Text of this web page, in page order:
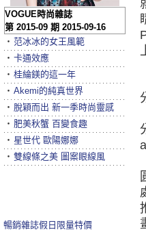
VOGUE時尚雜誌
第 2015-09 期 2015-09-16
‧ 范冰冰的女王風範
‧ 卡通效應
‧ 桂綸鎂的這一年
‧ Akemi的純真世界
‧ 脫穎而出 新一季時尚靈感
‧ 肥美秋蟹 百變食趣
‧ 星世代 歐陽娜娜
‧ 雙線條之美 圖案眼線風
暢銷雜誌假日限量特價